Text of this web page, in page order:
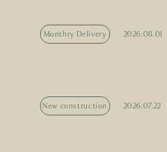
Monthry Delivery 2026.08.01
New construction 2026.07.22